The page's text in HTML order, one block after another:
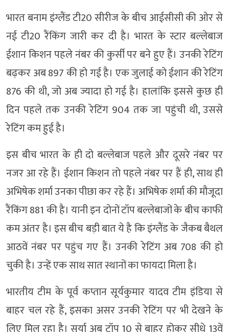
भारत बनाम इंग्लैंड टी20 सीरीज के बीच आईसीसी की ओर से
नई टी20 रैंकिंग जारी कर दी है। भारत के स्टार बल्लेबाज
ईशान किशन पहले नंबर की कुर्सी पर बने हुए हैं। उनकी रेटिंग
बढ़कर अब 897 की हो गई है। एक जुलाई को ईशान की रेटिंग
876 की थी, जो अब ज्यादा हो गई है। हालांकि इससे कुछ ही
दिन पहले तक उनकी रेटिंग 904 तक जा पहुंची थी, उससे
रेटिंग कम हुई है।
इस बीच भारत के ही दो बल्लेबाज पहले और दूसरे नंबर पर
नजर आ रहे हैं। ईशान किशन तो पहले नंबर पर हैं ही, साथ ही
अभिषेक शर्मा उनका पीछा कर रहे हैं। अभिषेक शर्मा की मौजूदा
रैंकिंग 881 की है। यानी इन दोनों टॉप बल्लेबाजों के बीच काफी
कम अंतर है। इस बीच बड़ी बात ये है कि इंग्लैंड के जैकब बैथल
आठवें नंबर पर पहुंच गए हैं। उनकी रेटिंग अब 708 की हो
चुकी है। उन्हें एक साथ सात स्थानों का फायदा मिला है।
भारतीय टीम के पूर्व कप्तान सूर्यकुमार यादव टीम इंडिया से
बाहर चल रहे हैं, इसका असर उनकी रेटिंग पर भी देखने के